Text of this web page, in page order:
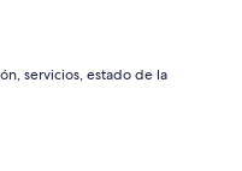
servicios, estado de la